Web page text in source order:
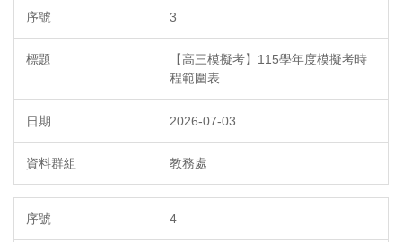
3
【高三模擬考】115學年度模擬考時
程範圍表
2026-07-03
教務處
4